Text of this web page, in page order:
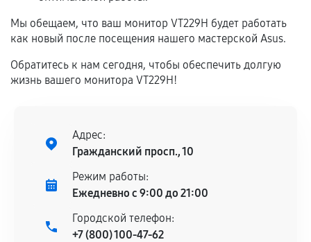
Предоставленные детали подходят по
техническим параметрам и не имеют внешних
дефектов.
Установка была выполнена нашим сервисным
остается на стороне производителя или
продавца. За качество сторонних деталей
сервисный центр ответственности не несет.
Мы обещаем, что ваш монитор VT229H будет работать
как новый после посещения нашего мастерской Asus.
Обратитесь к нам сегодня, чтобы обеспечить долгую
жизнь вашего монитора VT229H!
Адрес:
Гражданский просп., 10
Режим работы:
Ежедневно с 9:00 до 21:00
Городской телефон:
+7 (800) 100-47-62